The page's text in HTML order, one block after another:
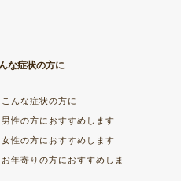
な症状の方に
こんな症状の方に
男性の方におすすめします
女性の方におすすめします
お年寄りの方におすすめしま